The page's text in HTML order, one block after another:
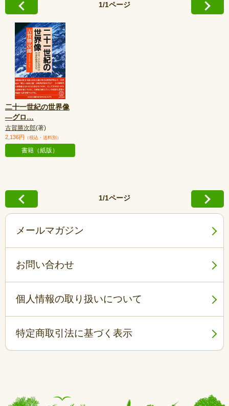
1/1ページ
二十一世紀の世界像
—グロ…
古賀勝次郎(著)
2,136円 （税込・送料別）
書籍（紙版）
1/1ページ
メールマガジン
お問い合わせ
個人情報の取り扱いについて
特定商取引法に基づく表示